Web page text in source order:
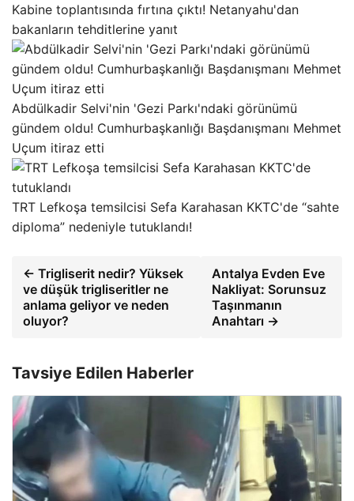
Kabine toplantısında fırtına çıktı! Netanyahu'dan
bakanların tehditlerine yanıt
Abdülkadir Selvi'nin 'Gezi Parkı'ndaki görünümü
gündem oldu! Cumhurbaşkanlığı Başdanışmanı Mehmet
Uçum itiraz etti
TRT Lefkoşa temsilcisi Sefa Karahasan KKTC'de “sahte
diploma” nedeniyle tutuklandı!
← Trigliserit nedir? Yüksek
ve düşük trigliseritler ne
anlama geliyor ve neden
oluyor?
Antalya Evden Eve
Nakliyat: Sorunsuz
Taşınmanın
Anahtarı →
Tavsiye Edilen Haberler